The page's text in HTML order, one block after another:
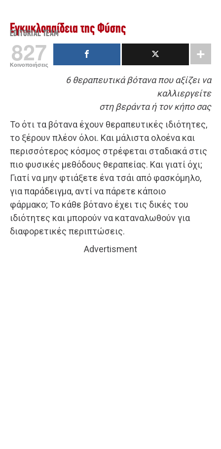
Εγκυκλοπαίδεια της Φύσης
EDITORIAL TEAM
827
Κοινοποιήσεις
6 θεραπευτικά βότανα που αξίζει να
καλλιεργείτε
στη βεράντα ή τον κήπο σας
Το ότι τα βότανα έχουν θεραπευτικές ιδιότητες,
το ξέρουν πλέον όλοι. Και μάλιστα ολοένα και
περισσότερος κόσμος στρέφεται σταδιακά στις
πιο φυσικές μεθόδους θεραπείας. Και γιατί όχι;
Γιατί να μην φτιάξετε ένα τσάι από φασκόμηλο,
για παράδειγμα, αντί να πάρετε κάποιο
φάρμακο; Το κάθε βότανο έχει τις δικές του
ιδιότητες και μπορούν να καταναλωθούν για
διαφορετικές περιπτώσεις.
Advertisment